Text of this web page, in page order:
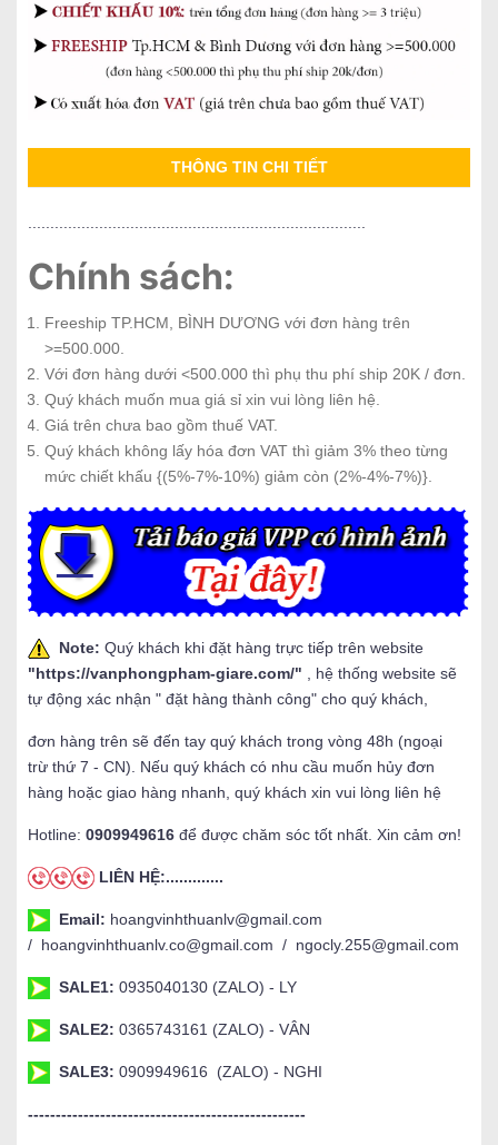
THÔNG TIN CHI TIẾT
Chính sách:
Freeship TP.HCM, BÌNH DƯƠNG với đơn hàng trên
>=500.000.
Với đơn hàng dưới <500.000 thì phụ thu phí ship 20K / đơn.
Quý khách muốn mua giá sỉ xin vui lòng liên hệ.
Giá trên chưa bao gồm thuế VAT.
Quý khách không lấy hóa đơn VAT thì giảm 3% theo từng
mức chiết khấu {(5%-7%-10%) giảm còn (2%-4%-7%)}.
Note: Quý khách khi đặt hàng trực tiếp trên website
"https://vanphongpham-giare.com/"
, hệ thống website sẽ
tự động xác nhận " đặt hàng thành công" cho quý khách,
đơn hàng trên sẽ đến tay quý khách trong vòng 48h (ngoại
trừ thứ 7 - CN). Nếu quý khách có nhu cầu muốn hủy đơn
hàng hoặc giao hàng nhanh, quý khách xin vui lòng liên hệ
Hotline: 0909949616 để được chăm sóc tốt nhất. Xin cảm ơn!
LIÊN HỆ:.............
Email: hoangvinhthuanlv@gmail.com
/ hoangvinhthuanlv.co@gmail.com / ngocly.255@gmail.com
SALE1: 0935040130 (ZALO) - LY
SALE2: 0365743161 (ZALO) - VÂN
SALE3: 0909949616 (ZALO) - NGHI
--------------------------------------------------